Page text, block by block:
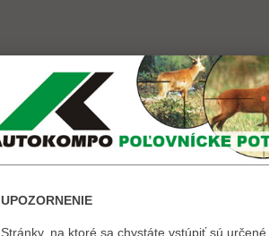
UPOZORNENIE
Stránky, na ktoré sa chystáte vstúpiť sú